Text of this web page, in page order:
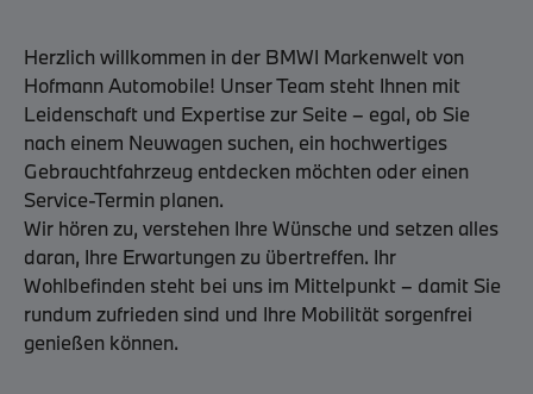
Herzlich willkommen in der BMWI Markenwelt von
Hofmann Automobile! Unser Team steht Ihnen mit
Leidenschaft und Expertise zur Seite – egal, ob Sie
nach einem Neuwagen suchen, ein hochwertiges
Gebrauchtfahrzeug entdecken möchten oder einen
Service-Termin planen.
Wir hören zu, verstehen Ihre Wünsche und setzen alles
daran, Ihre Erwartungen zu übertreffen. Ihr
Wohlbefinden steht bei uns im Mittelpunkt – damit Sie
rundum zufrieden sind und Ihre Mobilität sorgenfrei
genießen können.